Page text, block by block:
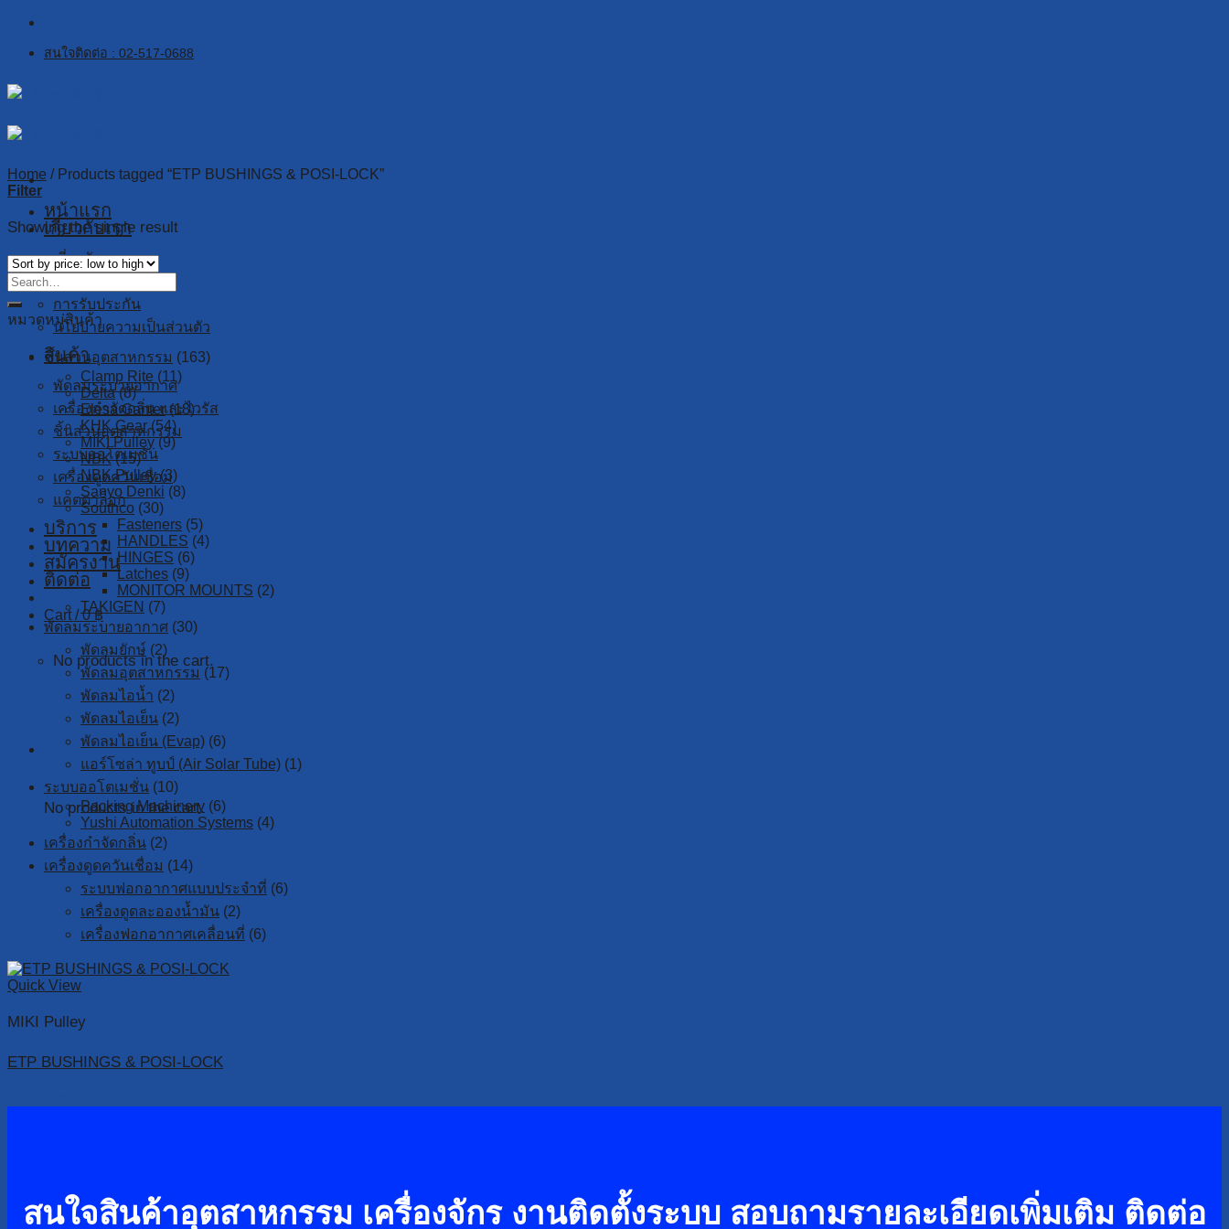
Skip
contentสนใจติดต่อ : 02-517-0688
หน้าแรก
เกี่ยวกับเรา
เกี่ยวกับเรา
การรับประกัน
นโยบายความเป็นส่วนตัว
สินค้า
พัดลมระบายอากาศ
เครื่องกำจัดกลิ่น และไวรัส
ชิ้นส่วนอุตสาหกรรม
ระบบออโตเมชั่น
เครื่องดูดควันเชื่อม
แคตตาล็อก
บริการ
บทความ
สมัครงาน
ติดต่อ
Cart /0฿
No products in the cart.
Cart
No products in the cart.
Home /Products tagged “ETP BUSHINGS & POSI-LOCK”
Filter
Showing the single result
หมวดหมู่สินค้า
ชิ้นส่วนอุตสาหกรรม (163)
Clamp Rite (11)
Delta (8)
Elesa Ganter (18)
KHK Gear (54)
MIKI Pulley (9)
NBK (15)
NBK Pulley (3)
Sanyo Denki (8)
Southco (30)
Fasteners (5)
HANDLES (4)
HINGES (6)
Latches (9)
MONITOR MOUNTS (2)
TAKIGEN (7)
พัดลมระบายอากาศ (30)
พัดลมยักษ์ (2)
พัดลมอุตสาหกรรม (17)
พัดลมไอน้ำ (2)
พัดลมไอเย็น (2)
พัดลมไอเย็น (Evap) (6)
แอร์โซล่า ทูบป์ (Air Solar Tube) (1)
ระบบออโตเมชั่น (10)
Packing Machinery (6)
Yushi Automation Systems (4)
เครื่องกำจัดกลิ่น (2)
เครื่องดูดควันเชื่อม (14)
ระบบฟอกอากาศแบบประจำที่ (6)
เครื่องดูดละอองน้ำมัน (2)
เครื่องฟอกอากาศเคลื่อนที่ (6)
Quick View
MIKI Pulley
ETP BUSHINGS & POSI-LOCK
สนใจสินค้าอุตสาหกรรม เครื่องจักร งานติดตั้งระบบ สอบถามรายละเอียดเพิ่มเติม ติดต่อ